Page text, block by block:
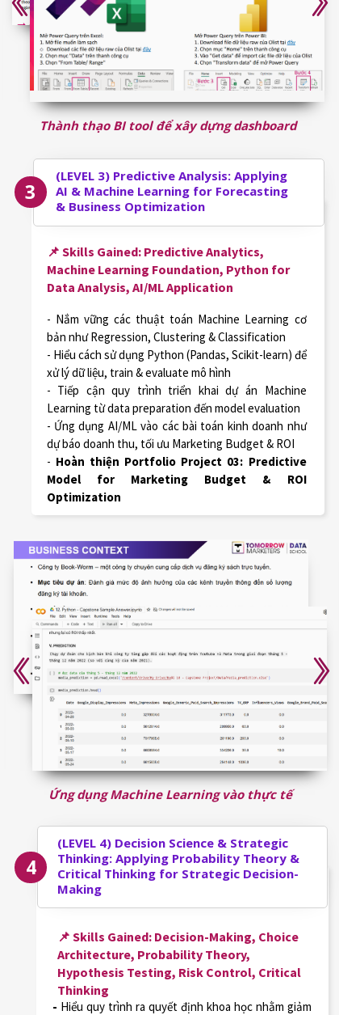
- Hiểu quy trình ra quyết định khoa học nhằm giảm
📌 Skills Gained: Decision-Making, Choice
Architecture, Probability Theory,
Hypothesis Testing, Risk Control, Critical
Thinking
(LEVEL 4) Decision Science & Strategic
Thinking: Applying Probability Theory &
Critical Thinking for Strategic Decision-
Making
4
📌 Skills Gained: Predictive Analytics,
Machine Learning Foundation, Python for
Data Analysis, AI/ML Application
- Nắm vững các thuật toán Machine Learning cơ
bản như Regression, Clustering & Classification
- Hiểu cách sử dụng Python (Pandas, Scikit-learn) để
xử lý dữ liệu, train & evaluate mô hình
- Tiếp cận quy trình triển khai dự án Machine
Learning từ data preparation đến model evaluation
- Ứng dụng AI/ML vào các bài toán kinh doanh như
dự báo doanh thu, tối ưu Marketing Budget & ROI
- Hoàn thiện Portfolio Project 03: Predictive
Model for Marketing Budget & ROI
Optimization
(LEVEL 3) Predictive Analysis: Applying
AI & Machine Learning for Forecasting
& Business Optimization
3
Thành thạo BI tool để xây dựng dashboard
Ứng dụng Machine Learning vào thực tế